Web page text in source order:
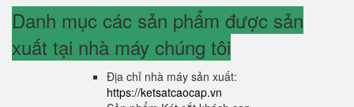
Danh mục các sản phẩm được sản
xuất tại nhà máy chúng tôi
Địa chỉ nhà máy sản xuất:
https://ketsatcaocap.vn